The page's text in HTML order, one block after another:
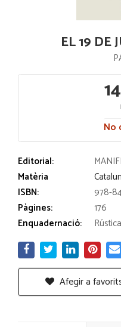
EL 19 DE
No
Editorial:
Matèria
ISBN:
978-
Pàgines:
176
Enquadernació:
Rústica
Afegir a